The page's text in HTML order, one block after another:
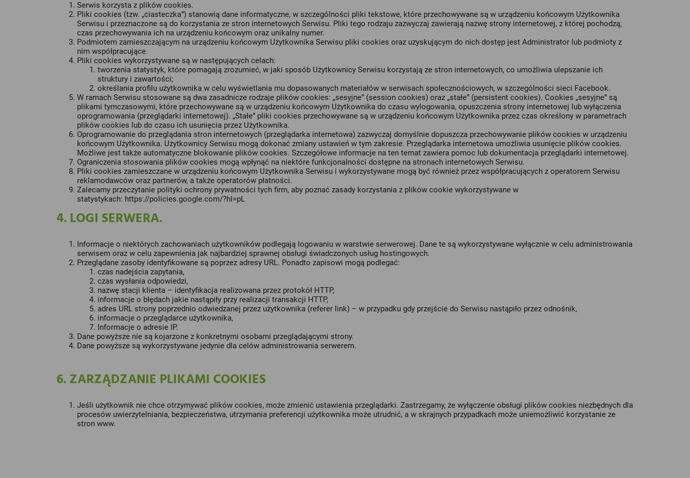
Serwis korzysta z plików cookies.
Pliki cookies (tzw. „ciasteczka”) stanowią dane informatyczne, w szczególności pliki tekstowe, które przechowywane są w urządzeniu końcowym Użytkownika
Serwisu i przeznaczone są do korzystania ze stron internetowych Serwisu. Pliki tego rodzaju zazwyczaj zawierają nazwę strony internetowej, z której pochodzą,
czas przechowywania ich na urządzeniu końcowym oraz unikalny numer.
Podmiotem zamieszczającym na urządzeniu końcowym Użytkownika Serwisu pliki cookies oraz uzyskującym do nich dostęp jest Administrator lub podmioty z
nim współpracujące.
Pliki cookies wykorzystywane są w następujących celach:
tworzenia statystyk, które pomagają zrozumieć, w jaki sposób Użytkownicy Serwisu korzystają ze stron internetowych, co umożliwia ulepszanie ich
struktury i zawartości;
określania profilu użytkownika w celu wyświetlania mu dopasowanych materiałów w serwisach społecznościowych, w szczególności sieci Facebook.
W ramach Serwisu stosowane są dwa zasadnicze rodzaje plików cookies: „sesyjne” (session cookies) oraz „stałe” (persistent cookies). Cookies „sesyjne” są
plikami tymczasowymi, które przechowywane są w urządzeniu końcowym Użytkownika do czasu wylogowania, opuszczenia strony internetowej lub wyłączenia
oprogramowania (przeglądarki internetowej). „Stałe” pliki cookies przechowywane są w urządzeniu końcowym Użytkownika przez czas określony w parametrach
plików cookies lub do czasu ich usunięcia przez Użytkownika.
Oprogramowanie do przeglądania stron internetowych (przeglądarka internetowa) zazwyczaj domyślnie dopuszcza przechowywanie plików cookies w urządzeniu
końcowym Użytkownika. Użytkownicy Serwisu mogą dokonać zmiany ustawień w tym zakresie. Przeglądarka internetowa umożliwia usunięcie plików cookies.
Możliwe jest także automatyczne blokowanie plików cookies. Szczegółowe informacje na ten temat zawiera pomoc lub dokumentacja przeglądarki internetowej.
Ograniczenia stosowania plików cookies mogą wpłynąć na niektóre funkcjonalności dostępne na stronach internetowych Serwisu.
Pliki cookies zamieszczane w urządzeniu końcowym Użytkownika Serwisu i wykorzystywane mogą być również przez współpracujących z operatorem Serwisu
reklamodawców oraz partnerów, a także operatorów płatności.
Zalecamy przeczytanie polityki ochrony prywatności tych firm, aby poznać zasady korzystania z plików cookie wykorzystywane w
statystykach: https://policies.google.com/?hl=pL
4. LOGI SERWERA.
Informacje o niektórych zachowaniach użytkowników podlegają logowaniu w warstwie serwerowej. Dane te są wykorzystywane wyłącznie w celu administrowania
serwisem oraz w celu zapewnienia jak najbardziej sprawnej obsługi świadczonych usług hostingowych.
Przeglądane zasoby identyfikowane są poprzez adresy URL. Ponadto zapisowi mogą podlegać:
czas nadejścia zapytania,
czas wysłania odpowiedzi,
nazwę stacji klienta – identyfikacja realizowana przez protokół HTTP,
informacje o błędach jakie nastąpiły przy realizacji transakcji HTTP,
adres URL strony poprzednio odwiedzanej przez użytkownika (referer link) – w przypadku gdy przejście do Serwisu nastąpiło przez odnośnik,
informacje o przeglądarce użytkownika,
Informacje o adresie IP.
Dane powyższe nie są kojarzone z konkretnymi osobami przeglądającymi strony.
Dane powyższe są wykorzystywane jedynie dla celów administrowania serwerem.
6. ZARZĄDZANIE PLIKAMI COOKIES
Jeśli użytkownik nie chce otrzymywać plików cookies, może zmienić ustawienia przeglądarki. Zastrzegamy, że wyłączenie obsługi plików cookies niezbędnych dla
procesów uwierzytelniania, bezpieczeństwa, utrzymania preferencji użytkownika może utrudnić, a w skrajnych przypadkach może uniemożliwić korzystanie ze
stron www.